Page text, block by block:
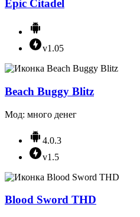
Epic Citadel
v1.05
Beach Buggy Blitz
Мод: много денег
4.0.3
v1.5
Blood Sword THD